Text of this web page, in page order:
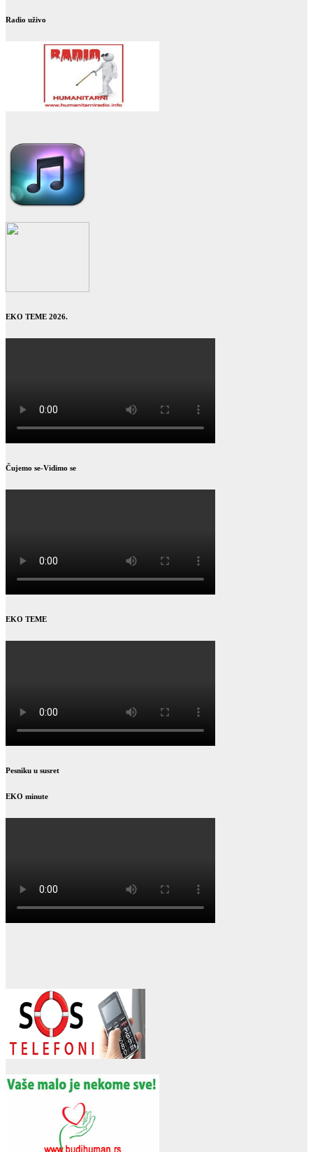
Radio uživo
EKO TEME 2026.
Čujemo se-Vidimo se
EKO TEME
Pesniku u susret
EKO minute